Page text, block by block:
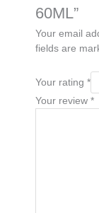
60ML”
Your email
fields are
Your rating*
Your review*